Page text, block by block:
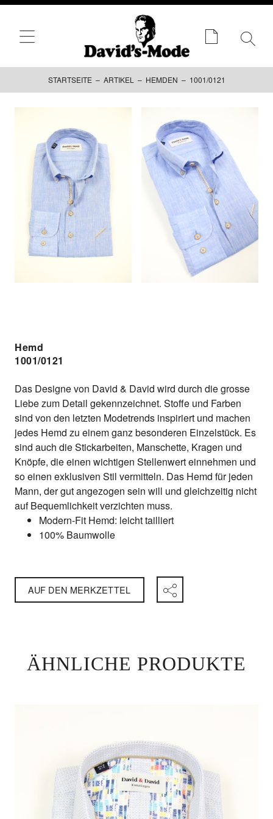
STARTSEITE – ARTIKEL – HEMDEN – 1001/0121
Hemd
1001/0121
Das Designe von David & David wird durch die grosse
Liebe zum Detail gekennzeichnet. Stoffe und Farben
sind von den letzten Modetrends inspiriert und machen
jedes Hemd zu einem ganz besonderen Einzelstück. Es
sind auch die Stickarbeiten, Manschette, Kragen und
Knöpfe, die einen wichtigen Stellenwert einnehmen und
so einen exklusiven Stil vermitteln. Das Hemd für jeden
Mann, der gut angezogen sein will und gleichzeitig nicht
auf Bequemlichkeit verzichten muss.
Modern-Fit Hemd: leicht tailliert
100% Baumwolle
AUF DEN MERKZETTEL
ÄHNLICHE PRODUKTE